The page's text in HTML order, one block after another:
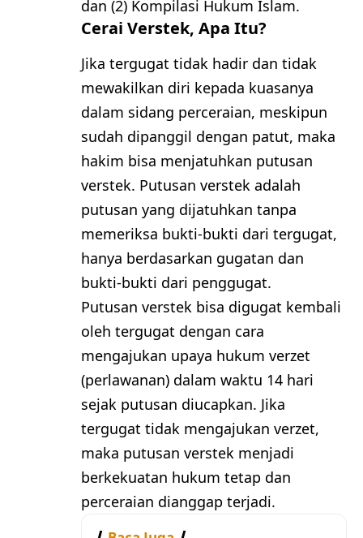
dan (2) Kompilasi Hukum Islam.
Cerai Verstek, Apa Itu?
Jika tergugat tidak hadir dan tidak
mewakilkan diri kepada kuasanya
dalam sidang perceraian, meskipun
sudah dipanggil dengan patut, maka
hakim bisa menjatuhkan putusan
verstek. Putusan verstek adalah
putusan yang dijatuhkan tanpa
memeriksa bukti-bukti dari tergugat,
hanya berdasarkan gugatan dan
bukti-bukti dari penggugat.
Putusan verstek bisa digugat kembali
oleh tergugat dengan cara
mengajukan upaya hukum verzet
(perlawanan) dalam waktu 14 hari
sejak putusan diucapkan. Jika
tergugat tidak mengajukan verzet,
maka putusan verstek menjadi
berkekuatan hukum tetap dan
perceraian dianggap terjadi.